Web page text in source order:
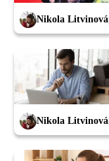
Nikola Litvinová
Nikola Litvinová